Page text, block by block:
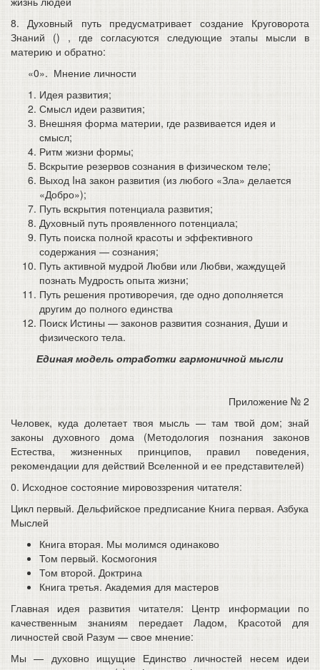
8. Духовный путь предусматривает создание Круговорота
Знаний () , где согласуются следующие этапы мысли в
материю и обратно:
«0». Мнение личности
Идея развития;
Смысл идеи развития;
Внешняя форма материи, где развивается идея и
смысл;
Ритм жизни формы;
Вскрытие резервов сознания в физическом теле;
Выход Iнa закон развития (из любого «Зла» делается
«Добро»);
Путь вскрытия потенциала развития;
Духовный путь проявленного потенциала;
Путь поиска полной красоты и эффективного
содержания — сознания;
Путь активной мудрой Любви или Любви, жаждущей
познать Мудрость опыта жизни;
Путь решения противоречия, где одно дополняется
другим до полного единства
Поиск Истины — законов развития сознания, Души и
физического тела.
Единая модель отработки гармоничной мысли
Приложение № 2
Человек, куда долетает твоя мысль — там твой дом; знай
законы духовного дома (Методология познания законов
Естества, жизненных принципов, правил поведения,
рекомендации для действий Вселенной и ее представителей)
0. Исходное состояние мировоззрения читателя:
Цикл первый. Дельфийское предписание Книга первая. Азбука
Мыслей
Книга вторая. Мы молимся одинаково
Том первый. Космогония
Том второй. Доктрина
Книга третья. Академия для мастеров
Главная идея развития читателя: Центр информации по
качественным знаниям передает Ладом, Красотой для
личностей свой Разум — свое мнение:
Мы — духовно ищущие Единство личностей несем идеи